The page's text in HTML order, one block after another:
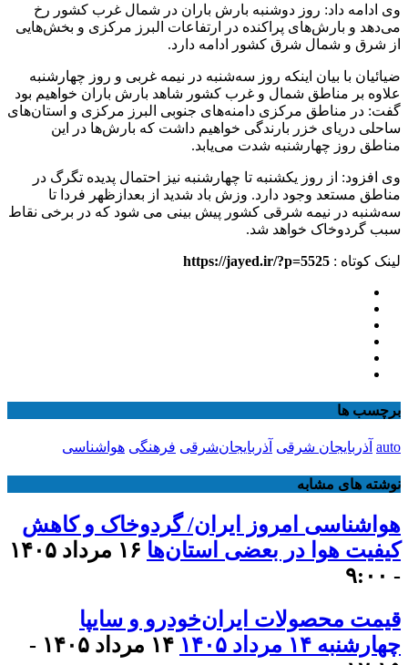
وی ادامه داد: روز دوشنبه بارش‌ باران در شمال غرب کشور رخ
می‌دهد و بارش‌های پراکنده در ارتفاعات البرز مرکزی و بخش‌هایی
از شرق و شمال شرق کشور ادامه دارد.
ضیائیان با بیان اینکه روز سه‌شنبه در نیمه غربی و روز چهارشنبه
علاوه بر مناطق شمال و غرب کشور شاهد بارش باران خواهیم بود
گفت: در مناطق مرکزی دامنه‌های جنوبی البرز مرکزی و استان‌های
ساحلی دریای خزر بارندگی خواهیم داشت که بارش‌ها در این
مناطق روز چهارشنبه شدت می‌یابد.
وی افزود: از روز یکشنبه تا چهارشنبه نیز احتمال پدیده تگرگ در
مناطق مستعد وجود دارد. وزش باد شدید از بعدازظهر فردا تا
سه‌شنبه در نیمه شرقی کشور پیش بینی می شود که در برخی نقاط
سبب گردوخاک خواهد شد.
لینک کوتاه : https://jayed.ir/?p=5525
برچسب ها
auto آذربایجان شرقی آذربایجان‌شرقی فرهنگی هواشناسی
نوشته های مشابه
هواشناسی امروز ایران/ گردوخاک و کاهش
کیفیت هوا در بعضی استان‌ها
۱۶ مرداد ۱۴۰۵
- ۹:۰۰
قیمت محصولات ایران‌خودرو و سایپا
چهارشنبه ۱۴ مرداد ۱۴۰۵
۱۴ مرداد ۱۴۰۵ -